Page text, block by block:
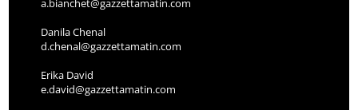
a.bianchet@gazzettamatin.com
Danila Chenal
d.chenal@gazzettamatin.com
Erika David
e.david@gazzettamatin.com